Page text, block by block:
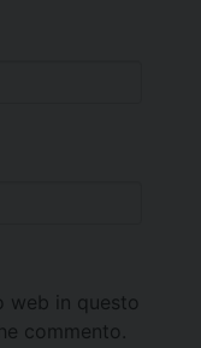
web in questo
commento.